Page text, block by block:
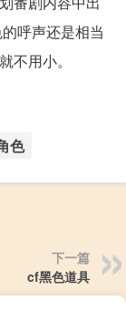
呼声还是相当
不用小。
色
下一篇
cf黑色道具